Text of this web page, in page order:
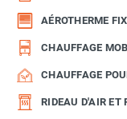
AÉROTHERME
CHAUFFAGE
CHAUFFAGE
RIDEAU D'AIR ET